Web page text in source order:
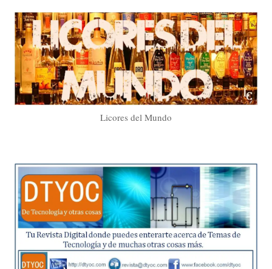
Licores del Mundo